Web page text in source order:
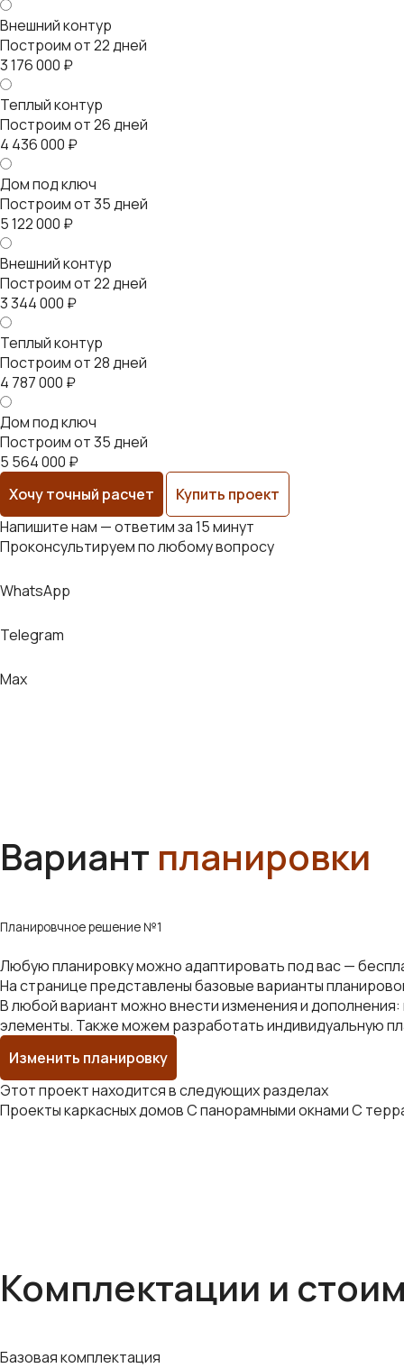
Внешний контур
Построим от 22 дней
3 176 000 ₽
Теплый контур
Построим от 26 дней
4 436 000 ₽
Дом под ключ
Построим от 35 дней
5 122 000 ₽
Внешний контур
Построим от 22 дней
3 344 000 ₽
Теплый контур
Построим от 28 дней
4 787 000 ₽
Дом под ключ
Построим от 35 дней
5 564 000 ₽
Хочу точный расчет
Купить проект
Напишите нам — ответим за 15 минут
Проконсультируем по любому вопросу
WhatsApp
Telegram
Max
Вариант планировки
Планировчное решение №1
Любую планировку можно адаптировать под вас —
На странице представлены базовые варианты
В любой вариант можно внести изменения и
элементы. Также можем разработать индивидуальную
Изменить планировку
Этот проект находится в следующих разделах
Проекты каркасных домовС панорамными окнамиС
Комплектации и
Базовая комплектация